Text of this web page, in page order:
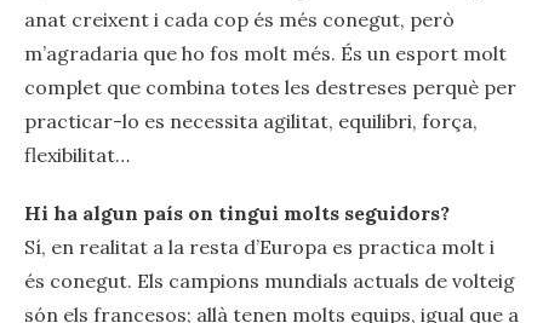
anat creixent i cada cop és més conegut, però
m’agradaria que ho fos molt més. És un esport molt
complet que combina totes les destreses perquè per
practicar-lo es necessita agilitat, equilibri, força,
flexibilitat…
Hi ha algun país on tingui molts seguidors?
Sí, en realitat a la resta d’Europa es practica molt i
és conegut. Els campions mundials actuals de volteig
són els francesos; allà tenen molts equips, igual que a